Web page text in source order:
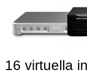
16 virtuella